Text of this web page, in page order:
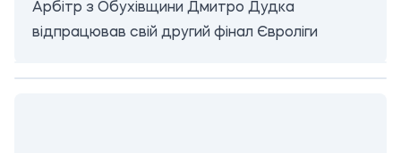
Арбітр з Обухівщини Дмитро Дудка
відпрацював свій другий фінал Євроліги